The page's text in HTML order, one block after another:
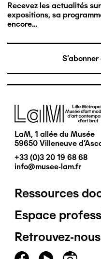
Recevez les actualités
expositions, sa
encore…
Image
LaM, 1 allée du Musée
59650 Villeneuve
+33 (0)3 20 19 68 68
info@musee-lam.fr
Pied
de
page
Ressources
Espace
Retrouvez-